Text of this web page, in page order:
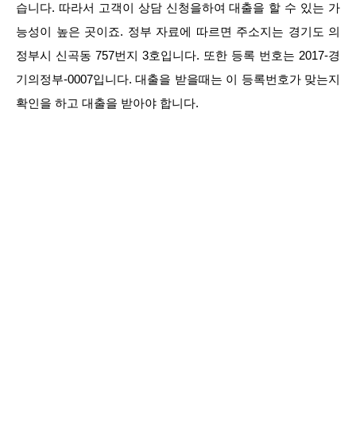
습니다. 따라서 고객이 상담 신청을하여 대출을 할 수 있는 가
능성이 높은 곳이죠. 정부 자료에 따르면 주소지는 경기도 의
정부시 신곡동 757번지 3호입니다. 또한 등록 번호는 2017-경
기의정부-0007입니다. 대출을 받을때는 이 등록번호가 맞는지
확인을 하고 대출을 받아야 합니다.